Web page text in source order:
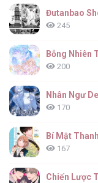
Đutanbao
245
Bỗng Nhiên
200
Nhân Ngư
170
Bí Mật
167
Chiến Lược